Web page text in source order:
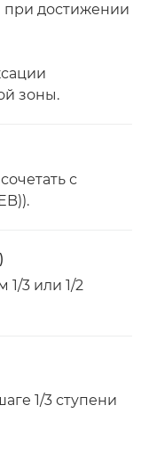
при достижении
зоны.
с
1/3 или 1/2
1/3 ступени